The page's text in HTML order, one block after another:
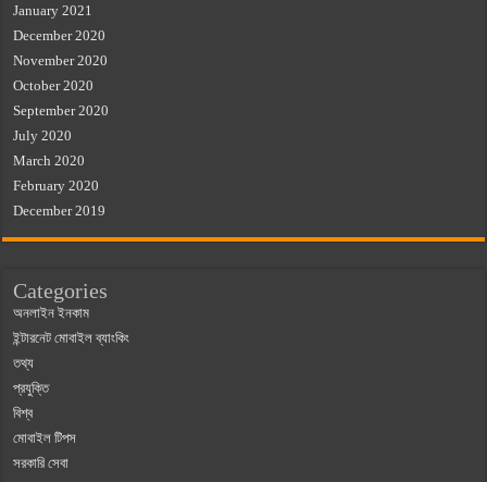
January 2021
December 2020
November 2020
October 2020
September 2020
July 2020
March 2020
February 2020
December 2019
Categories
অনলাইন ইনকাম
ইন্টারনেট মোবাইল ব্যাংকিং
তথ্য
প্রযুক্তি
বিশ্ব
মোবাইল টিপস
সরকারি সেবা